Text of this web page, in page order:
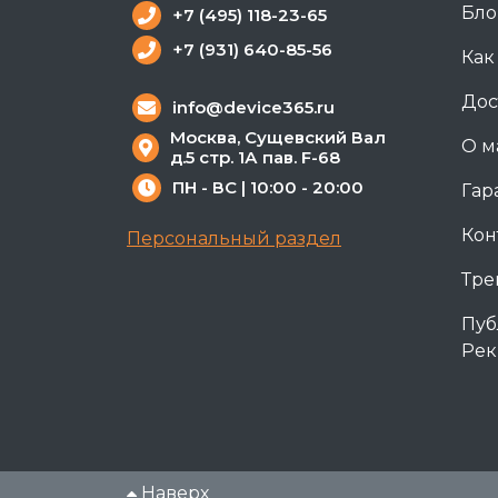
О
+7 (495) 118-23-65
+7 (931) 640-85-56
info@device365.ru
Москва, Сущевский Вал
д.5 стр. 1А пав. F-68
ПН - ВС | 10:00 - 20:00
Персональный раздел
Наверх